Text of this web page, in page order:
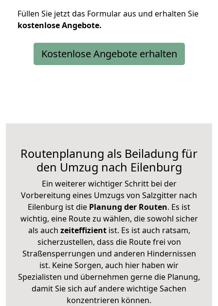
Füllen Sie jetzt das Formular aus und erhalten Sie
kostenloseAngebote.
Kostenlose Angebote erhalten
Routenplanung als Beiladung für
den Umzug nach Eilenburg
Ein weiterer wichtiger Schritt bei der
Vorbereitung eines Umzugs von Salzgitter nach
Eilenburg ist die Planung der Routen. Es ist
wichtig, eine Route zu wählen, die sowohl sicher
als auch zeiteffizientist. Es ist auch ratsam,
sicherzustellen, dass die Route frei von
Straßensperrungen und anderen Hindernissen
ist. Keine Sorgen, auch hier haben wir
Spezialisten und übernehmen gerne die Planung,
damit Sie sich auf andere wichtige Sachen
konzentrieren können.